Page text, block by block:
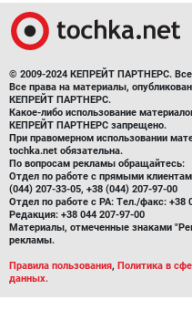
© 2009-2024 КЕПРЕЙТ ПАРТНЕРС.
Все права на материалы,
КЕПРЕЙТ ПАРТНЕРС.
Какое-либо использование
КЕПРЕЙТ ПАРТНЕРС запрещено.
При правомерном использовании
tochka.net обязательна.
По вопросам рекламы обращайтесь:
Отдел по работе с прямыми
(044) 207-33-05, +38 (044) 207-97-00
Отдел по работе с РА: Тел./факс: +38
Редакция: +38 044 207-97-00
Материалы, отмеченные знаками
рекламы.
Правила пользования, Политика в
данных.